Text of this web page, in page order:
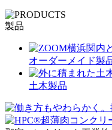
製品
オーダーメイド製
土木製品